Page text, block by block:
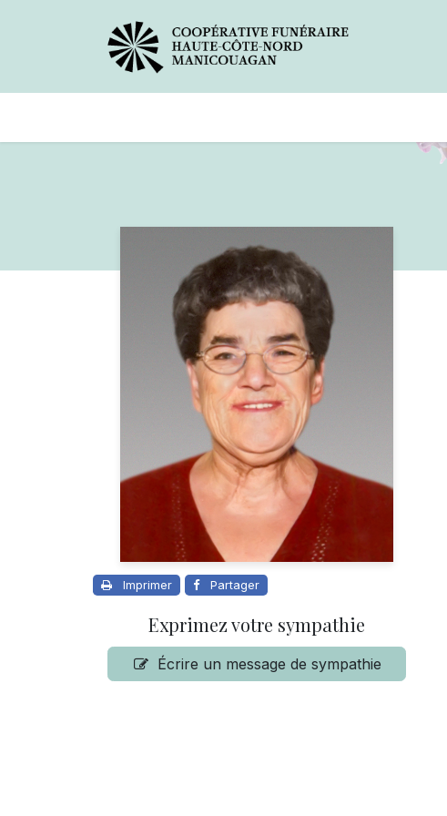
Imprimer Partager
Exprimez votre sympathie
Écrire un message de sympathie